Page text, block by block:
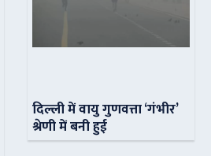
दिल्ली में वायु गुणवत्ता ‘गंभीर’
श्रेणी में बनी हुई